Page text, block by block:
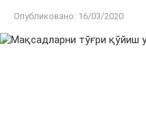
Опубликовано: 16/03/2020